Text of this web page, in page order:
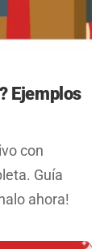
Ejemplos
con
Guía
ahora!